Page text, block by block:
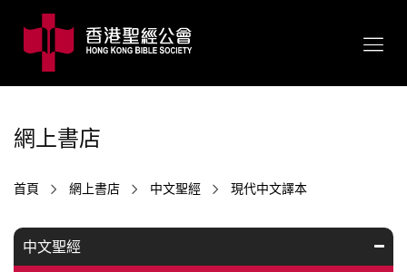
網上書店
首頁 網上書店 中文聖經 現代中文譯本
中文聖經